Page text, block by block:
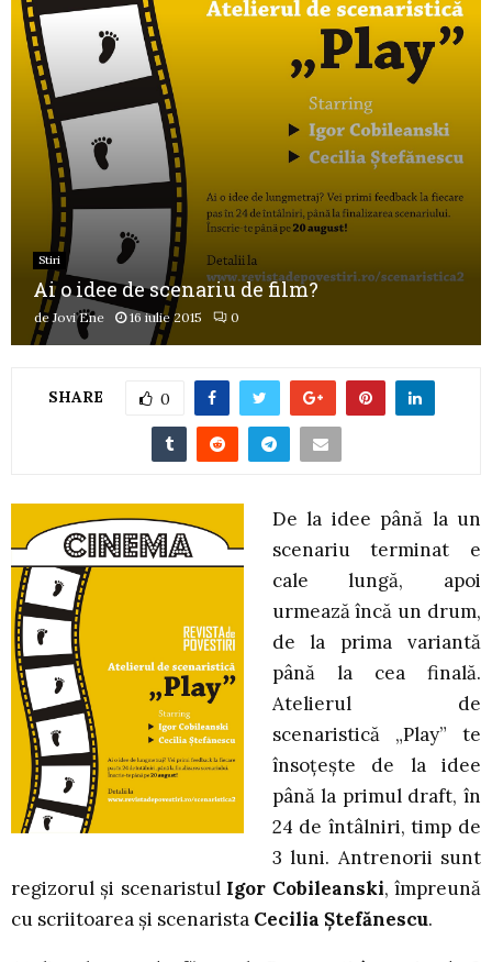
Stiri
Ai o idee de scenariu de film?
deJovi Ene 16 iulie 2015 0
SHARE 0
De la idee până la un
scenariu terminat e
cale lungă, apoi
urmează încă un drum,
de la prima variantă
până la cea finală.
Atelierul de
scenaristică „Play” te
însoțește de la idee
până la primul draft, în
24 de întâlniri, timp de
3 luni. Antrenorii sunt
regizorul și scenaristul Igor Cobileanski, împreună
cu scriitoarea și scenarista Cecilia Ștefănescu.